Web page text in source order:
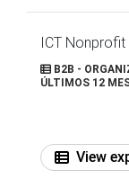
ICT
B2B -
ÚLTIMOS 12
View